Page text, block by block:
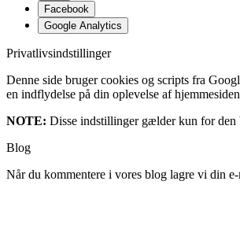
Facebook
Google Analytics
Privatlivsindstillinger
Denne side bruger cookies og scripts fra
en indflydelse på din oplevelse af
NOTE: Disse indstillinger gælder kun for
Blog
Når du kommentere i vores blog lagre vi din